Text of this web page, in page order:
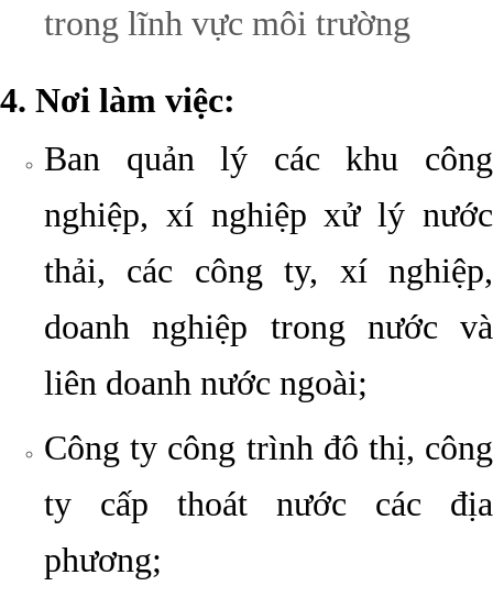
trong lĩnh vực môi trường
4. Nơi làm việc:
Ban quản lý các khu công
nghiệp, xí nghiệp xử lý nước
thải, các công ty, xí nghiệp,
doanh nghiệp trong nước và
liên doanh nước ngoài;
Công ty công trình đô thị, công
ty cấp thoát nước các địa
phương;